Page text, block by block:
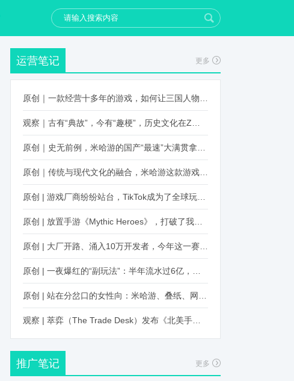
运营笔记 更多
推广笔记 更多